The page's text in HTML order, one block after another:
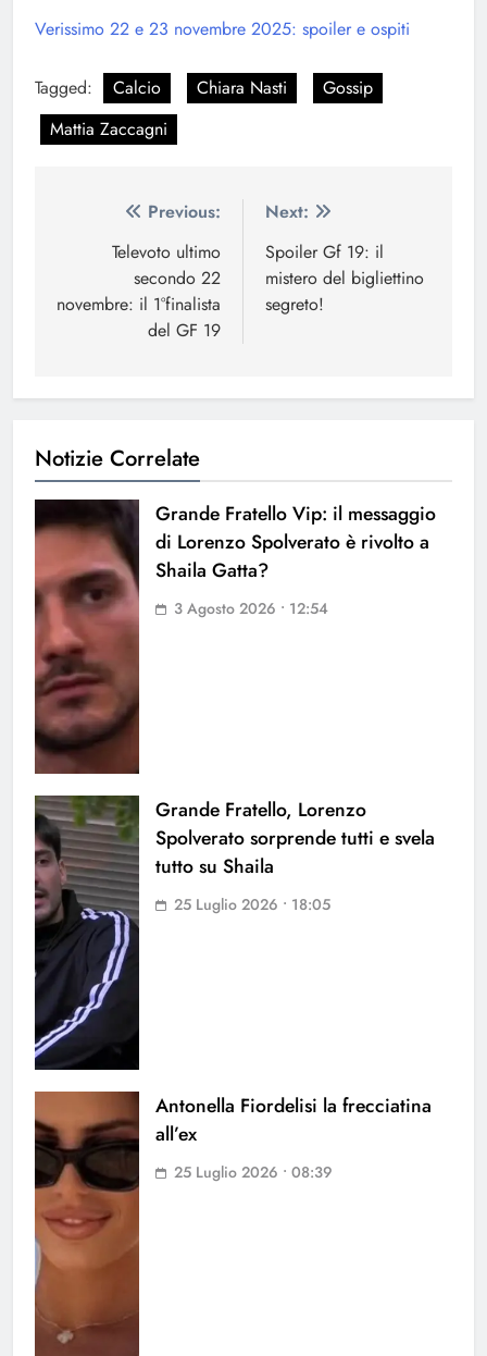
Verissimo 22 e 23 novembre 2025: spoiler e ospiti
Tagged: Calcio Chiara Nasti
Gossip
Mattia Zaccagni
Navigazione
articoli
Previous:
Televoto ultimo
secondo 22
novembre: il 1°finalista
del GF 19
Next:
Spoiler Gf 19: il
mistero del bigliettino
segreto!
Notizie Correlate
Grande Fratello Vip: il messaggio
di Lorenzo Spolverato è rivolto a
Shaila Gatta?
3 Agosto 2026 • 12:54
Grande Fratello, Lorenzo
Spolverato sorprende tutti e svela
tutto su Shaila
25 Luglio 2026 • 18:05
Antonella Fiordelisi la frecciatina
all’ex
25 Luglio 2026 • 08:39